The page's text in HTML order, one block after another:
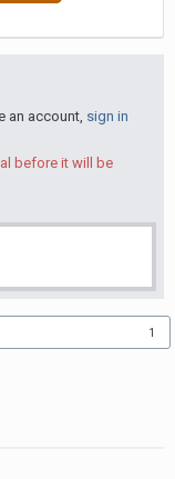
an account, sign in
before it will be
1